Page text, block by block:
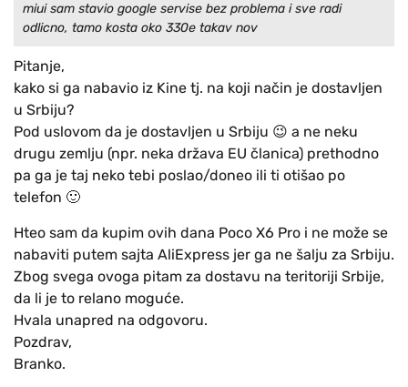
miui sam stavio google servise bez problema i sve radi
odlicno, tamo kosta oko 330e takav nov
Pitanje,
kako si ga nabavio iz Kine tj. na koji način je dostavljen
u Srbiju?
Pod uslovom da je dostavljen u Srbiju 😉 a ne neku
drugu zemlju (npr. neka država EU članica) prethodno
pa ga je taj neko tebi poslao/doneo ili ti otišao po
telefon 🙂
Hteo sam da kupim ovih dana Poco X6 Pro i ne može se
nabaviti putem sajta AliExpress jer ga ne šalju za Srbiju.
Zbog svega ovoga pitam za dostavu na teritoriji Srbije,
da li je to relano moguće.
Hvala unapred na odgovoru.
Pozdrav,
Branko.